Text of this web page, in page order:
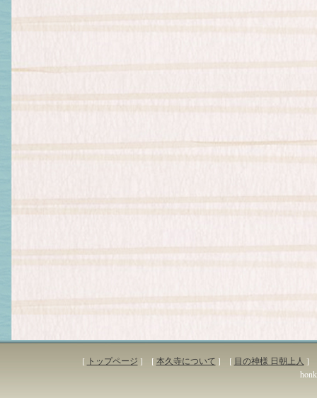
[ トップページ ] [ 本久寺について ] [ 目の神様 日朝上人 ]